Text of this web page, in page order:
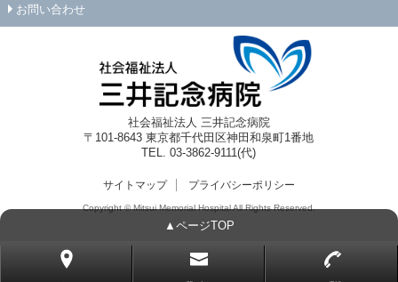
▲ページTOP
お問い合わせ
社会福祉法人 三井記念病院
〒101-8643 東京都千代田区神田和泉町1番地
TEL. 03-3862-9111(代)
サイトマップ プライバシーポリシー
Copyright ©Mitsui Memorial HospitalAll Rights Reserved.